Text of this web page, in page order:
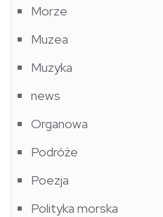
Morze
Muzea
Muzyka
news
Organowa
Podróże
Poezja
Polityka morska